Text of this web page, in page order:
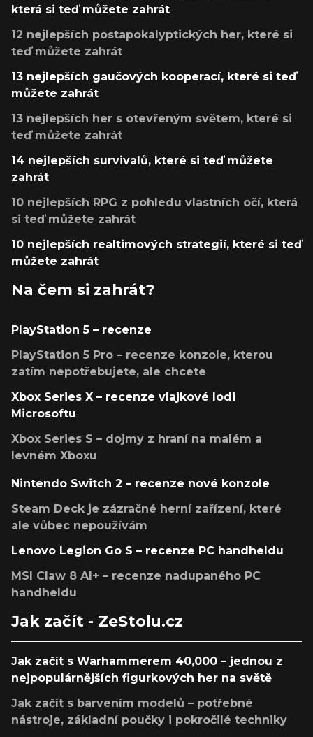
která si teď můžete zahrát
12 nejlepších postapokalyptických her, které si
teď můžete zahrát
13 nejlepších gaučových kooperací, které si teď
můžete zahrát
13 nejlepších her s otevřeným světem, které si
teď můžete zahrát
14 nejlepších survivalů, které si teď můžete
zahrát
10 nejlepších RPG z pohledu vlastních očí, která
si teď můžete zahrát
10 nejlepších realtimových strategií, které si teď
můžete zahrát
Na čem si zahrát?
PlayStation 5 – recenze
PlayStation 5 Pro – recenze konzole, kterou
zatím nepotřebujete, ale chcete
Xbox Series X – recenze vlajkové lodi
Microsoftu
Xbox Series S – dojmy z hraní na malém a
levném Xboxu
Nintendo Switch 2 – recenze nové konzole
Steam Deck je zázračné herní zařízení, které
ale vůbec nepoužívám
Lenovo Legion Go S – recenze PC handheldu
MSI Claw 8 AI+ – recenze nadupaného PC
handheldu
Jak začít - ZeStolu.cz
Jak začít s Warhammerem 40,000 – jednou z
nejpopulárnějších figurkových her na světě
Jak začít s barvením modelů – potřebné
nástroje, základní poučky i pokročilé techniky